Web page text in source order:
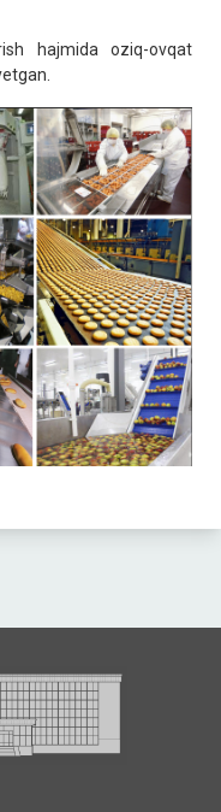
hajmida oziq-ovqat